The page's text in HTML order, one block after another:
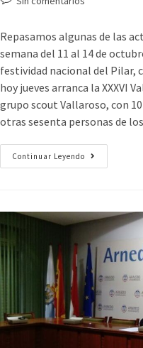
Repasamos algunas de las
semana del 11 al 14 de
festividad nacional del Pilar,
hoy jueves arranca la XXXVI
grupo scout Vallaroso, con
otras sesenta personas de
Continuar Leyendo